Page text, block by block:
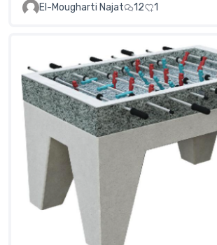
El-Mougharti Najat
12 1